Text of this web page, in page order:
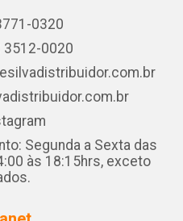
0320
3512-0020
Segunda a Sexta das
às 18:15hrs, exceto